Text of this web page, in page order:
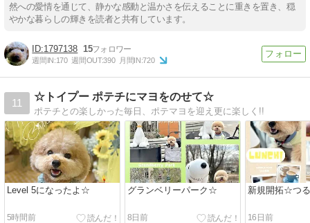
然への愛情を通じて、静かな感動と温かさを伝えることに重きを置き、穏
やかな暮らしの輝きを読者と共有しています。
1797138 15
週間IN:170 週間OUT:390 月間IN:720
11
☆トイプー ポテチにマヨをのせて☆
ポテチとの楽しかった毎日、ポテマヨを迎え更に楽しく!!
Level 5になったよ☆
5時間前
グランベリーパーク☆
8日前
新規開拓☆つ
16日前